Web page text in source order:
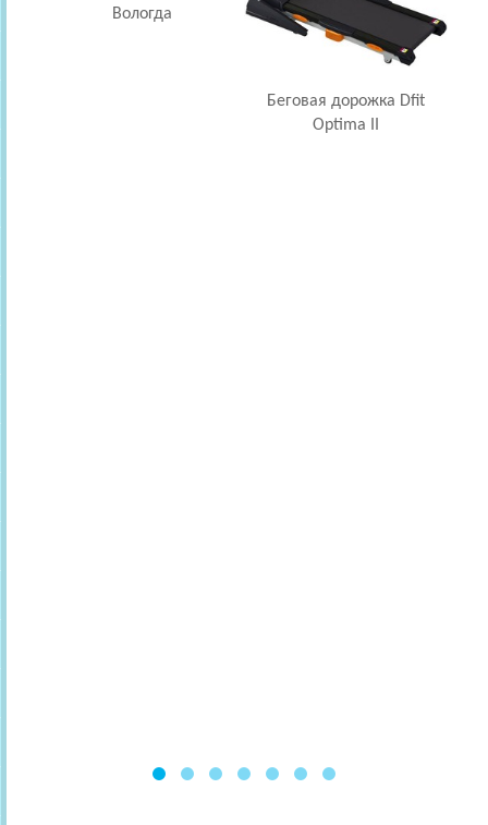
Вологда
Беговая дорожка Dfit
Optima II